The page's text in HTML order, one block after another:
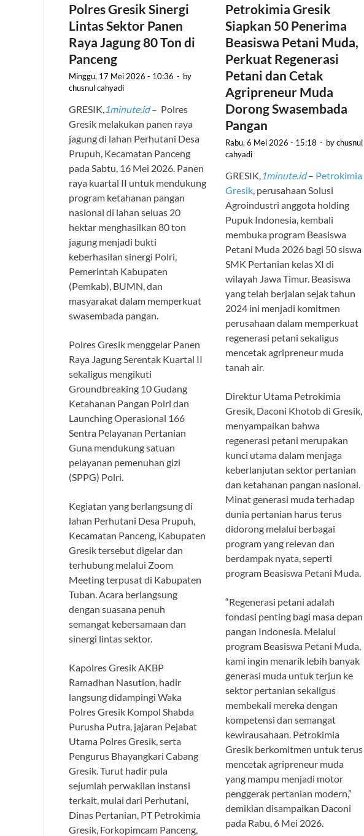
Polres Gresik Sinergi
Lintas Sektor Panen
Raya Jagung 80 Ton di
Panceng
Minggu, 17 Mei 2026 - 10:36 - by
chusnul cahyadi
GRESIK, 1minute.id– Polres
Gresik melakukan panen raya
jagung di lahan Perhutani Desa
Prupuh, Kecamatan Panceng
pada Sabtu, 16 Mei 2026. Panen
raya kuartal II untuk mendukung
program ketahanan pangan
nasional di lahan seluas 20
hektar menghasilkan 80 ton
jagung menjadi bukti
keberhasilan sinergi Polri,
Pemerintah Kabupaten
(Pemkab), BUMN, dan
masyarakat dalam memperkuat
swasembada pangan.
Polres Gresik menggelar Panen
Raya Jagung Serentak Kuartal II
sekaligus mengikuti
Groundbreaking 10 Gudang
Ketahanan Pangan Polri dan
Launching Operasional 166
Sentra Pelayanan Pertanian
Guna mendukung satuan
pelayanan pemenuhan gizi
(SPPG) Polri.
Kegiatan yang berlangsung di
lahan Perhutani Desa Prupuh,
Kecamatan Panceng, Kabupaten
Gresik tersebut digelar dan
terhubung melalui Zoom
Meeting terpusat di Kabupaten
Tuban. Acara berlangsung
dengan suasana penuh
semangat kebersamaan dan
sinergi lintas sektor.
Kapolres Gresik AKBP
Ramadhan Nasution, hadir
langsung didampingi Waka
Polres Gresik Kompol Shabda
Purusha Putra, jajaran Pejabat
Utama Polres Gresik, serta
Pengurus Bhayangkari Cabang
Gresik. Turut hadir pula
sejumlah perwakilan instansi
terkait, mulai dari Perhutani,
Dinas Pertanian, PT Petrokimia
Gresik, Forkopimcam Panceng,
Petrokimia Gresik
Siapkan 50 Penerima
Beasiswa Petani Muda,
Perkuat Regenerasi
Petani dan Cetak
Agripreneur Muda
Dorong Swasembada
Pangan
Rabu, 6 Mei 2026 - 15:18 - bychusnul
cahyadi
GRESIK, 1minute.id– Petrokimia
Gresik , perusahaan Solusi
Agroindustri anggota holding
Pupuk Indonesia, kembali
membuka program Beasiswa
Petani Muda 2026 bagi 50 siswa
SMK Pertanian kelas XI di
wilayah Jawa Timur. Beasiswa
yang telah berjalan sejak tahun
2024 ini menjadi komitmen
perusahaan dalam memperkuat
regenerasi petani sekaligus
mencetak agripreneur muda
tanah air.
Direktur Utama Petrokimia
Gresik, Daconi Khotob di Gresik,
menyampaikan bahwa
regenerasi petani merupakan
kunci utama dalam menjaga
keberlanjutan sektor pertanian
dan ketahanan pangan nasional.
Minat generasi muda terhadap
dunia pertanian harus terus
didorong melalui berbagai
program yang relevan dan
berdampak nyata, seperti
program Beasiswa Petani Muda.
“Regenerasi petani adalah
fondasi penting bagi masa depan
pangan Indonesia. Melalui
program Beasiswa Petani Muda,
kami ingin menarik lebih banyak
generasi muda untuk terjun ke
sektor pertanian sekaligus
membekali mereka dengan
kompetensi dan semangat
kewirausahaan. Petrokimia
Gresik berkomitmen untuk terus
mencetak agripreneur muda
yang mampu menjadi motor
penggerak pertanian modern,”
demikian disampaikan Daconi
pada Rabu, 6 Mei 2026.